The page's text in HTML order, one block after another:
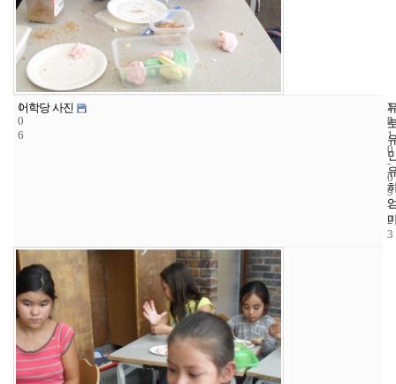
1
0
6
어학당 사진
1
2
2
0
1
0
-
0
9
-
2
3